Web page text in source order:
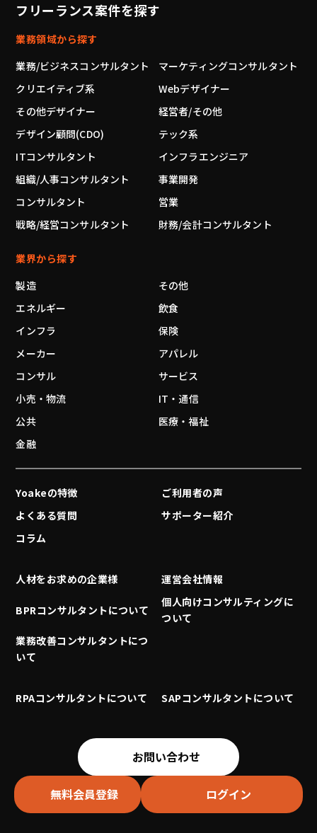
フリーランス案件を探す
業務領域から探す
業務/ビジネスコンサルタント
マーケティングコンサルタント
クリエイティブ系
Webデザイナー
その他デザイナー
経営者/その他
デザイン顧問(CDO)
テック系
ITコンサルタント
インフラエンジニア
組織/人事コンサルタント
事業開発
コンサルタント
営業
戦略/経営コンサルタント
財務/会計コンサルタント
業界から探す
製造
その他
エネルギー
飲食
インフラ
保険
メーカー
アパレル
コンサル
サービス
小売・物流
IT・通信
公共
医療・福祉
金融
Yoakeの特徴
ご利用者の声
よくある質問
サポーター紹介
コラム
人材をお求めの企業様 運営会社情報
BPRコンサルタントについて
個人向けコンサルティングに
ついて
業務改善コンサルタントにつ
いて
RPAコンサルタントについて SAPコンサルタントについて
お問い合わせ
無料会員登録 ログイン